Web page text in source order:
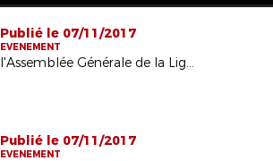
Publié le 07/11/2017
EVENEMENT
l'Assemblée Générale de la Ligue 2015
Publié le 07/11/2017
EVENEMENT